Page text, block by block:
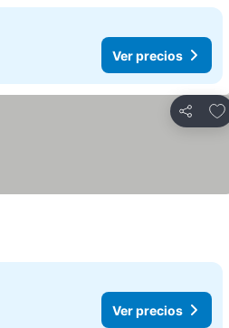
Ver precios
Ver precios